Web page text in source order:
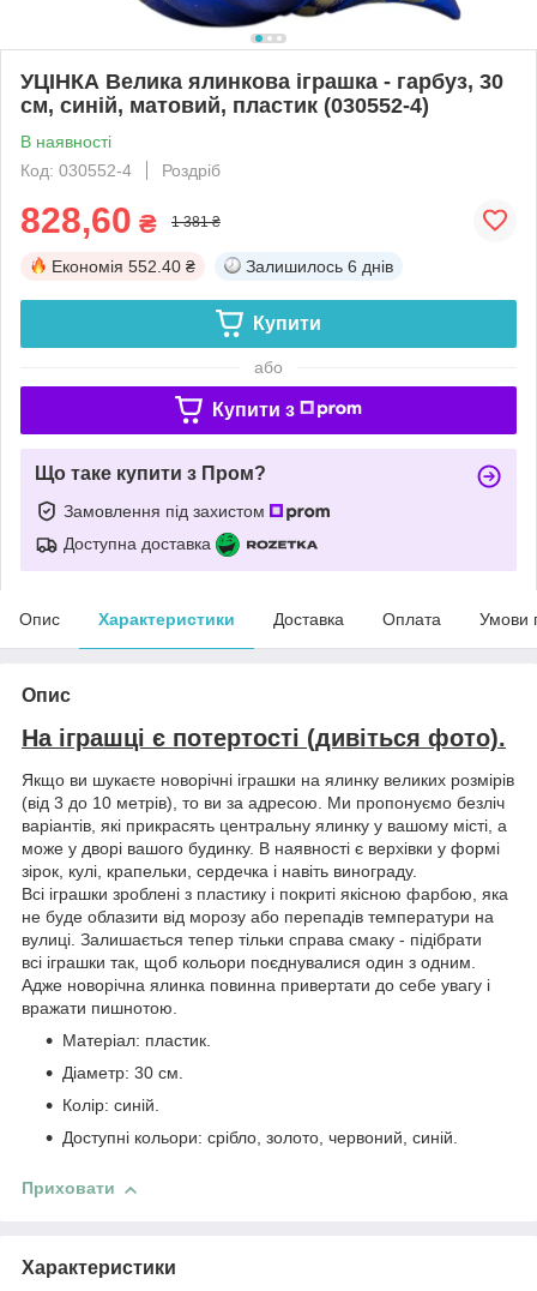
УЦІНКА Велика ялинкова іграшка - гарбуз, 30
см, синій, матовий, пластик (030552-4)
В наявності
Код: 030552-4
Роздріб
828,60 ₴ 1 381 ₴
Економія 552.40 ₴ Залишилось 6 днів
Купити
або
Купити з
Що таке купити з Пром?
Замовлення під захистом
Доступна доставка
Опис Характеристики Доставка Оплата Умови
Опис
На іграшці є потертості (дивіться фото).
Якщо ви шукаєте новорічні іграшки на ялинку великих розмірів
(від 3 до 10 метрів), то ви за адресою. Ми пропонуємо безліч
варіантів, які прикрасять центральну ялинку у вашому місті, а
може у дворі вашого будинку. В наявності є верхівки у формі
зірок, кулі, крапельки, сердечка і навіть винограду.
Всі іграшки зроблені з пластику і покриті якісною фарбою, яка
не буде облазити від морозу або перепадів температури на
вулиці. Залишається тепер тільки справа смаку - підібрати
всі іграшки так, щоб кольори поєднувалися один з одним.
Адже новорічна ялинка повинна привертати до себе увагу і
вражати пишнотою.
Матеріал: пластик.
Діаметр: 30 см.
Колір: синій.
Доступні кольори: срібло, золото, червоний, синій.
Приховати
Характеристики